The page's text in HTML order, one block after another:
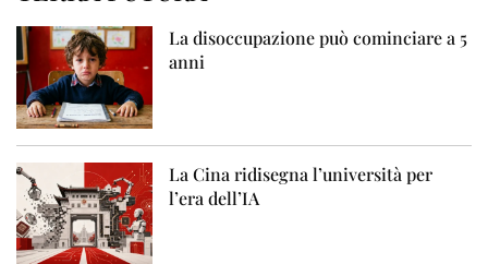
La disoccupazione può cominciare a 5
anni
La Cina ridisegna l’università per
l’era dell’IA